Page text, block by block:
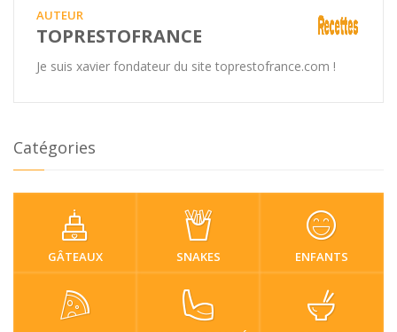
AUTEUR
TOPRESTOFRANCE
Je suis xavier fondateur du site toprestofrance.com !
Catégories
GÂTEAUX SNAKES ENFANTS